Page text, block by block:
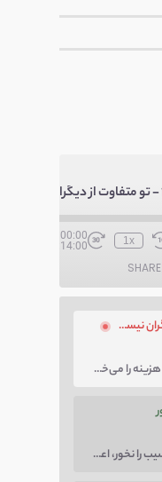
1x
00:00
00:14:00
SHARE
تو متفاوت از دیگران نیستی (کدام هزینه را می‌خواهی پرداخت کنی؛ هزینه‌ی چاق بودن یا لاغر بودن؟ با توهم متفاوت بودن کار را برای خودت سخت نکن.)
قصه، قصه‌ی خوردن سیب است، سیب را نخور، اعتماد کن.